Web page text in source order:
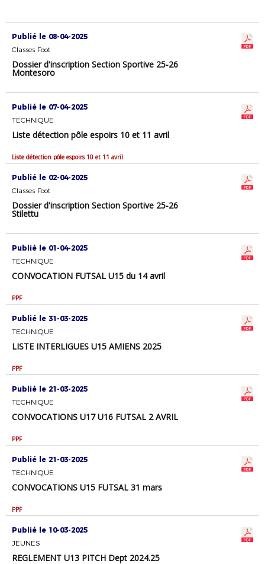
Publié le 08-04-2025
Classes Foot
Dossier d'inscription Section Sportive 25-26
Montesoro
Publié le 07-04-2025
TECHNIQUE
Liste détection pôle espoirs 10 et 11 avril
Liste détection pôle espoirs 10 et 11 avril
Publié le 02-04-2025
Classes Foot
Dossier d'inscription Section Sportive 25-26
Stilettu
Publié le 01-04-2025
TECHNIQUE
CONVOCATION FUTSAL U15 du 14 avril
PPF
Publié le 31-03-2025
TECHNIQUE
LISTE INTERLIGUES U15 AMIENS 2025
PPF
Publié le 21-03-2025
TECHNIQUE
CONVOCATIONS U17 U16 FUTSAL 2 AVRIL
PPF
Publié le 21-03-2025
TECHNIQUE
CONVOCATIONS U15 FUTSAL 31 mars
PPF
Publié le 10-03-2025
JEUNES
REGLEMENT U13 PITCH Dept 2024.25